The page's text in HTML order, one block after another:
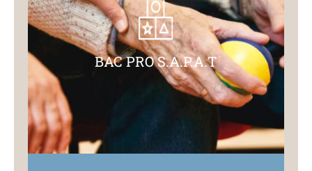
BAC PRO S.A.P.A.T